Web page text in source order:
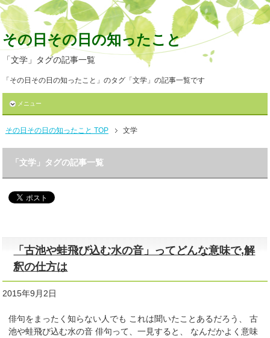
その日その日の知ったこと
「文学」タグの記事一覧
「その日その日の知ったこと」のタグ「文学」の記事一覧です
メニュー
その日その日の知ったこと TOP 文学
「文学」タグの記事一覧
「古池や蛙飛び込む水の音」ってどんな意味で,解
釈の仕方は
2015年9月2日
俳句をまったく知らない人でも これは聞いたことあるだろう、 古
池や蛙飛び込む水の音 俳句って、一見すると、 なんだかよく意味